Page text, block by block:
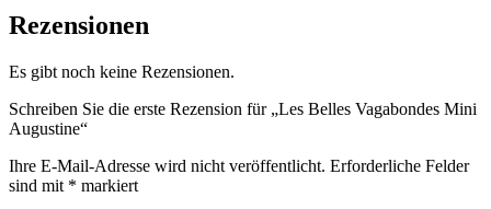
Rezensionen
Es gibt noch keine Rezensionen.
Schreiben Sie die erste Rezension für „Les Belles Vagabondes Mini
Augustine“
Ihre E-Mail-Adresse wird nicht veröffentlicht. Erforderliche Felder
sind mit * markiert